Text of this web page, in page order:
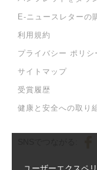
E-ニュースレターの
利用規約
プライバシー ポリシ
サイトマップ
受賞履歴
健康と安全への取り